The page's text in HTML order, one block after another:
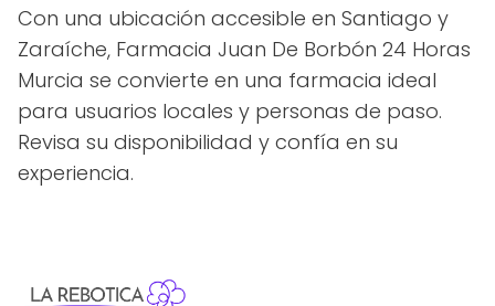
Con una ubicación accesible en Santiago y
Zaraíche, Farmacia Juan De Borbón 24 Horas
Murcia se convierte en una farmacia ideal
para usuarios locales y personas de paso.
Revisa su disponibilidad y confía en su
experiencia.